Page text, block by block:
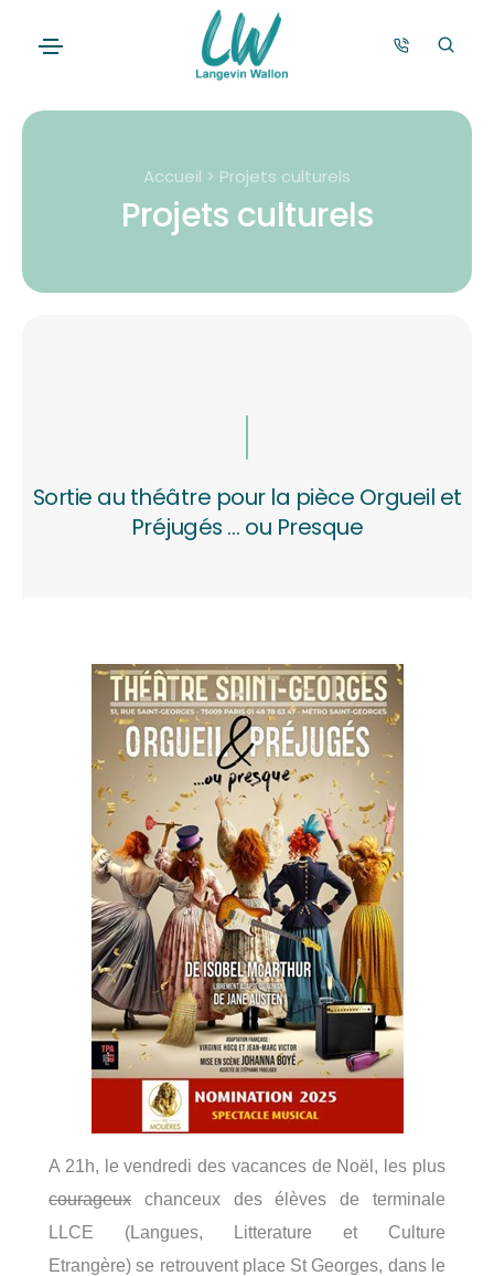
Accueil > Projets culturels
Projets culturels
Sortie au théâtre pour la pièce Orgueil et
Préjugés … ou Presque
A 21h, le vendredi des vacances de Noël, les plus
courageux chanceux des élèves de terminale
LLCE (Langues, Litterature et Culture
Etrangère)se retrouvent place St Georges, dans le